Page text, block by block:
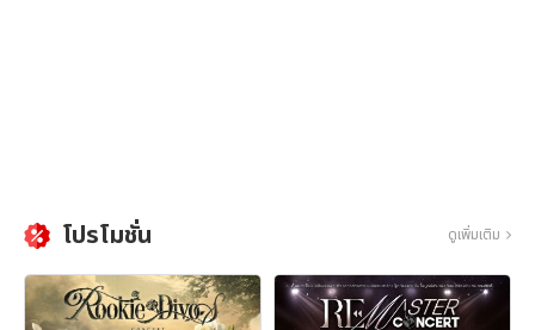
โปรโมชั่น ดูเพิ่มเติม